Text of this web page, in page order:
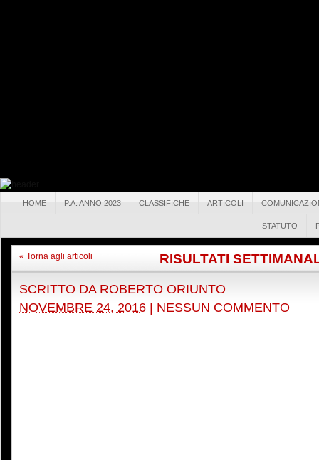
HOME P.A. ANNO 2023 CLASSIFICHE ARTICOLI
STATUTO
« Torna agli articoli RISULTATI
SCRITTO DA ROBERTO ORIUNTO
NOVEMBRE 24, 2016
NESSUN COMMENTO